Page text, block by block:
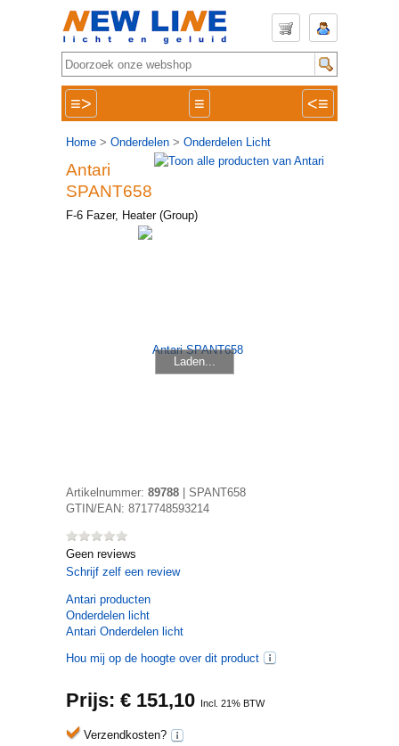
≡> ≡ <≡
Home > Onderdelen > Onderdelen Licht
Antari
SPANT658
F-6 Fazer, Heater (Group)
Laden...
Artikelnummer: 89788
SPANT658
GTIN/EAN: 8717748593214
Geen reviews
Schrijf zelf een review
Antari producten
Onderdelen licht
Antari Onderdelen licht
Hou mij op de hoogte over dit product
Prijs: € 151,10 Incl. 21% BTW
Verzendkosten?